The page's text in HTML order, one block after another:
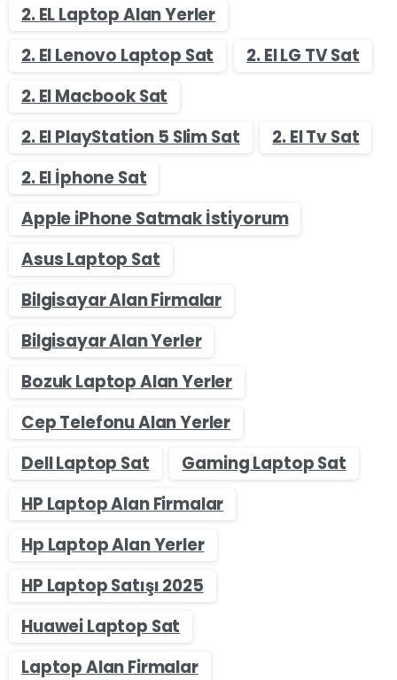
2. EL Laptop Alan Yerler
2. El Lenovo Laptop Sat
2. El LG TV Sat
2. El Macbook Sat
2. El PlayStation 5 Slim Sat
2. El Tv Sat
2. El İphone Sat
Apple iPhone Satmak İstiyorum
Asus Laptop Sat
Bilgisayar Alan Firmalar
Bilgisayar Alan Yerler
Bozuk Laptop Alan Yerler
Cep Telefonu Alan Yerler
Dell Laptop Sat
Gaming Laptop Sat
HP Laptop Alan Firmalar
Hp Laptop Alan Yerler
HP Laptop Satışı 2025
Huawei Laptop Sat
Laptop Alan Firmalar